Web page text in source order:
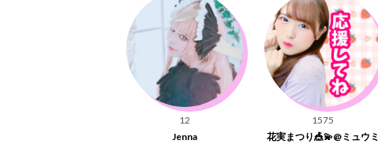
12
Jenna
1575
花実まつり🎪💫@ミュウミ